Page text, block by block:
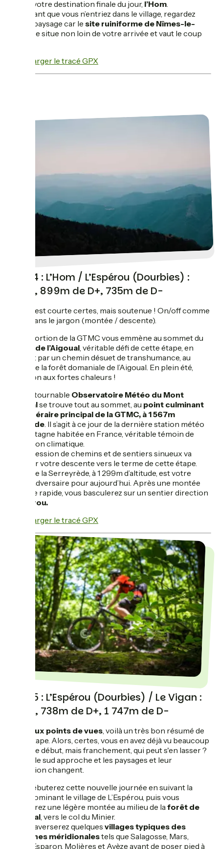
jusqu’à votre destination finale du jour, l’Hom.
Mais avant que vous n’entriez dans le village, regardez
bien le paysage car le site ruiniforme de Nîmes-le-
se situe non loin de votre arrivée et vaut le coup
Télécharger le tracé GPX
Jour 4 : L’Hom / L’Espérou (Dourbies) :
27km, 899m de D+, 735m de D-
L’étape est courte certes, mais soutenue ! On/off comme
on dit dans le jargon (montée / descente).
Cette portion de la GTMC vous emmène au sommet du
massif de l’Aigoual, véritable défi de cette étape, en
passant par un chemin désuet de transhumance, au
coeur de la forêt domaniale de l’Aigoual. En plein été,
attention aux fortes chaleurs !
L’incontournable Observatoire Météo du Mont
Aigoualse trouve tout au sommet, au point culminant
de l’itinéraire principal de la GTMC, à 1 567m
d’altitude. Il s’agit à ce jour de la dernière station météo
de montagne habitée en France, véritable témoin de
l’évolution climatique.
La succession de chemins et de sentiers sinueux va
marquer votre descente vers le terme de cette étape.
Le col de la Serreyrède, à 1 299m d’altitude, est votre
ultime adversaire pour aujourd’hui. Après une montée
presque rapide, vous basculerez sur un sentier direction
L’Espérou.
Télécharger le tracé GPX
Jour 5 : L’Espérou (Dourbies) / Le Vigan :
38km, 738m de D+, 1 747m de D-
De beaux points de vues, voilà un très bon résumé de
cette étape. Alors, certes, vous en avez déjà vu beaucoup
depuis le début, mais franchement, qui peut s'en lasser ?
Et puis, le sud approche et les paysages et leur
végétation changent.
Vous débuterez cette nouvelle journée en suivant la
route dominant le village de L’Espérou, puis vous
attaquerez une légère montée au milieu de laforêt de
l’Aigoual, vers le col du Minier.
Vous traverserez quelques villages typiques des
Cévennes méridionalestels que Salagosse, Mars,
Bréau, Esparon, Molières et Avèze avant de poser pied à